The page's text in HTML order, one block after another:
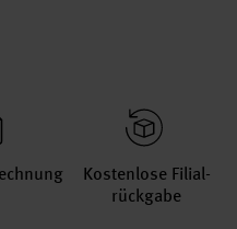
Kosten­lose Filial­
rückgabe